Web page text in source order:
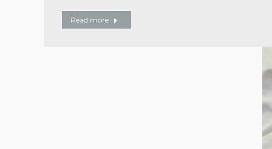
Read more